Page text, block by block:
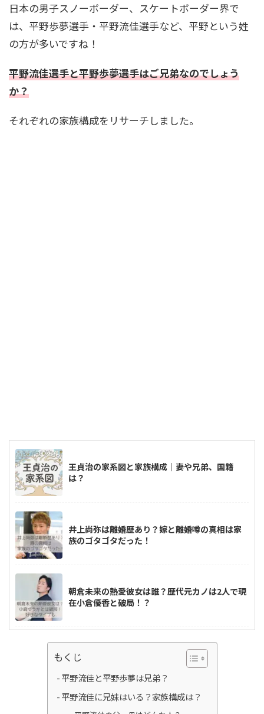
日本の男子スノーボーダー、スケートボーダー界で
は、平野歩夢選手・平野流佳選手など、平野という姓
の方が多いですね！
平野流佳選手と平野歩夢選手はご兄弟なのでしょう
か？
それぞれの家族構成をリサーチしました。
王貞治の家系図と家族構成｜妻や兄弟、国籍
は？
井上尚弥は離婚歴あり？嫁と離婚噂の真相は家
族のゴタゴタだった！
朝倉未来の熱愛彼女は誰？歴代元カノは2人で現
在小倉優香と破局！？
高梨沙羅は整形してる？現在の顔が変わり過
ぎ？比較画像をチェック
もくじ
平野流佳と平野歩夢は兄弟？
平野流佳に兄妹はいる？家族構成は？